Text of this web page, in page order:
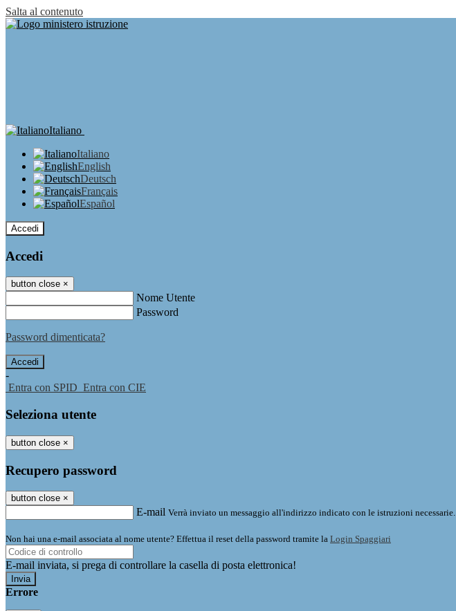
Salta al contenuto
Italiano
Italiano
English
Deutsch
Français
Español
Accedi
Accedi
button close ×
Nome Utente
Password
Password dimenticata?
-
Entra con SPID Entra con CIE
Seleziona utente
button close ×
Recupero password
button close ×
E-mail Verrà inviato un messaggio all'indirizzo indicato con le istruzioni necessarie.
Non hai una e-mail associata al nome utente? Effettua il reset della password tramite la Login Spaggiari
E-mail inviata, si prega di controllare la casella di posta elettronica!
Errore